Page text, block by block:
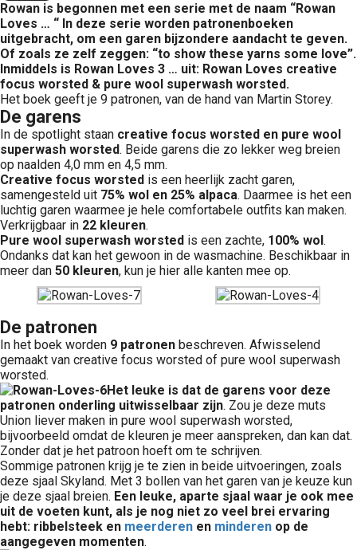
Rowan is begonnen met een serie met de naam “Rowan
Loves … “ In deze serie worden patronenboeken
uitgebracht, om een garen bijzondere aandacht te geven.
Of zoals ze zelf zeggen: “to show these yarns some love”.
Inmiddels is Rowan Loves 3 … uit: Rowan Loves creative
focus worsted & pure wool superwash worsted.
Het boek geeft je 9 patronen, van de hand van Martin Storey.
De garens
In de spotlight staan creative focus worsted en pure wool
superwash worsted. Beide garens die zo lekker weg breien
op naalden 4,0 mm en 4,5 mm.
Creative focus worsted is een heerlijk zacht garen,
samengesteld uit 75% wol en 25% alpaca. Daarmee is het een
luchtig garen waarmee je hele comfortabele outfits kan maken.
Verkrijgbaar in 22 kleuren.
Pure wool superwash worsted is een zachte, 100% wol.
Ondanks dat kan het gewoon in de wasmachine. Beschikbaar in
meer dan 50 kleuren, kun je hier alle kanten mee op.
De patronen
In het boek worden 9 patronen beschreven. Afwisselend
gemaakt van creative focus worsted of pure wool superwash
worsted.
Het leuke is dat de garens voor deze
patronen onderling uitwisselbaar zijn. Zou je deze muts
Union liever maken in pure wool superwash worsted,
bijvoorbeeld omdat de kleuren je meer aanspreken, dan kan dat.
Zonder dat je het patroon hoeft om te schrijven.
Sommige patronen krijg je te zien in beide uitvoeringen, zoals
deze sjaal Skyland. Met 3 bollen van het garen van je keuze kun
je deze sjaal breien. Een leuke, aparte sjaal waar je ook mee
uit de voeten kunt, als je nog niet zo veel brei ervaring
hebt: ribbelsteek en meerderen en minderen op de
aangegeven momenten.